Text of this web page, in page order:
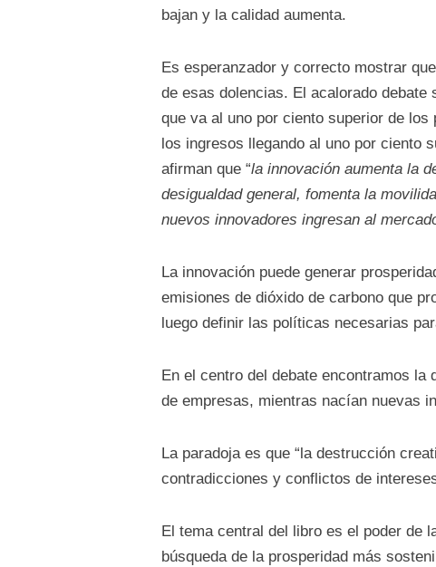
bajan y la calidad aumenta.
Es esperanzador y correcto mostrar
de esas dolencias. El acalorado
que va al uno por ciento superior de
los ingresos llegando al uno por ciento
afirman que “la innovación aumenta la
desigualdad general, fomenta la
nuevos innovadores ingresan al
La innovación puede generar
emisiones de dióxido de carbono que
luego definir las políticas necesarias
En el centro del debate encontramos
de empresas, mientras nacían nuevas
La paradoja es que “la destrucción
contradicciones y conflictos de
El tema central del libro es el poder de
búsqueda de la prosperidad más